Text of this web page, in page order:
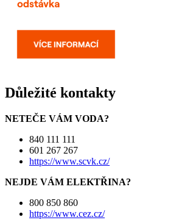
Důležité kontakty
NETEČE VÁM VODA?
840 111 111
601 267 267
https://www.scvk.cz/
NEJDE VÁM ELEKTŘINA?
800 850 860
https://www.cez.cz/